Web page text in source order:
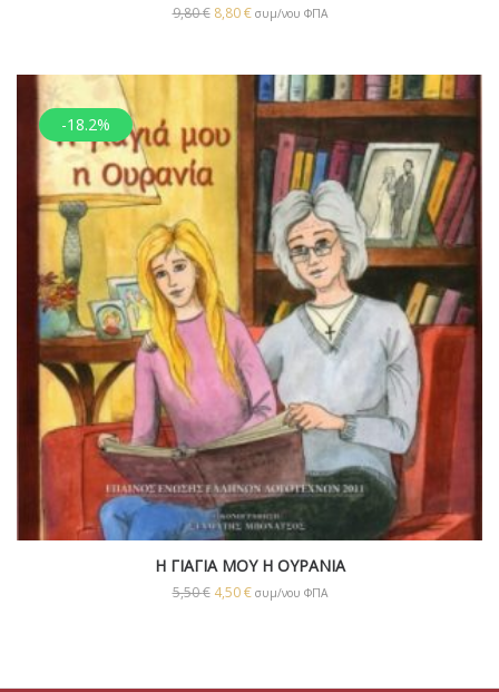
9,80€ 8,80€ συμ/νου ΦΠΑ
-18.2%
Η ΓΙΑΓΙΑ ΜΟΥ Η ΟΥΡΑΝΙΑ
5,50€ 4,50€ συμ/νου ΦΠΑ